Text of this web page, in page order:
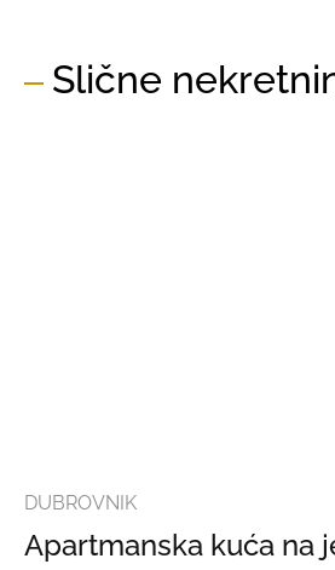
Slične
DUBROVNIK
Apartmanska kuća na